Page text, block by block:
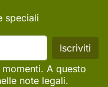
speciali
A questo
note legali.